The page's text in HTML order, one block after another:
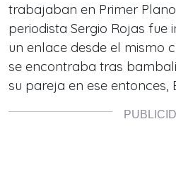
trabajaban en Primer
periodista Sergio Rojas fue
un enlace desde el mismo
se encontraba tras
su pareja en ese entonces,